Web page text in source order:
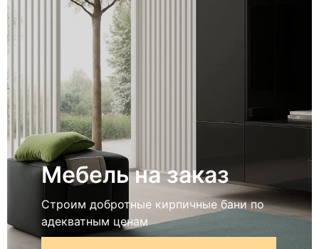
Мебель на заказ
Строим добротные кирпичные бани по
адекватным ценам